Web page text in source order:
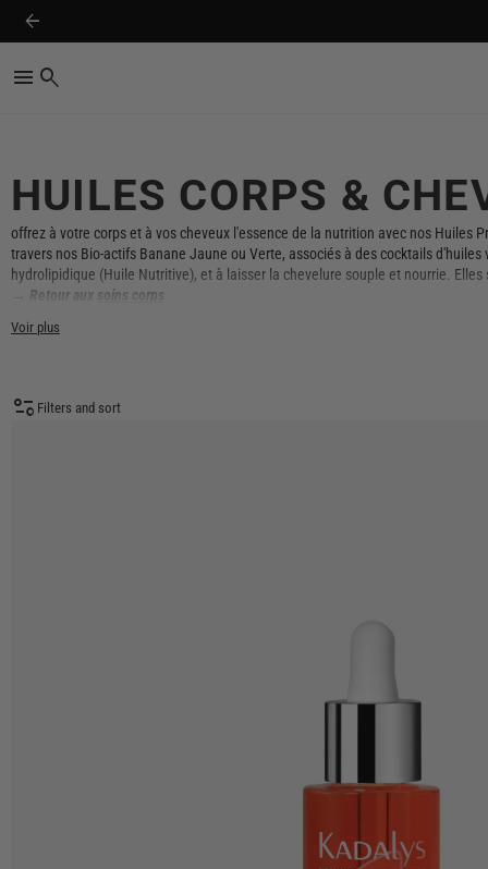
arrow_back
menu search
HUILES CORPS &
offrez à votre corps et à vos cheveux l'essence de la nutrition avec nos Huiles
travers nos Bio-actifs Banane Jaune ou Verte, associés à des cocktails
hydrolipidique (Huile Nutritive), et à laisser la chevelure souple et nourrie.
Retour aux soins corps
Voir plus
page_info Filters and sort